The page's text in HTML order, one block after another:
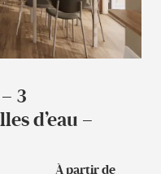
3
d’eau –
À partir de